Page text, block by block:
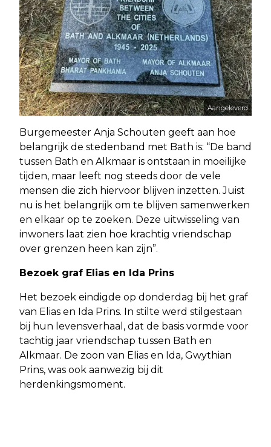
Aangeleverd
Burgemeester Anja Schouten geeft aan hoe
belangrijk de stedenband met Bath is: “De band
tussen Bath en Alkmaar is ontstaan in moeilijke
tijden, maar leeft nog steeds door de vele
mensen die zich hiervoor blijven inzetten. Juist
nu is het belangrijk om te blijven samenwerken
en elkaar op te zoeken. Deze uitwisseling van
inwoners laat zien hoe krachtig vriendschap
over grenzen heen kan zijn”.
Bezoek graf Elias en Ida Prins
Het bezoek eindigde op donderdag bij het graf
van Elias en Ida Prins. In stilte werd stilgestaan
bij hun levensverhaal, dat de basis vormde voor
tachtig jaar vriendschap tussen Bath en
Alkmaar. De zoon van Elias en Ida, Gwythian
Prins, was ook aanwezig bij dit
herdenkingsmoment.